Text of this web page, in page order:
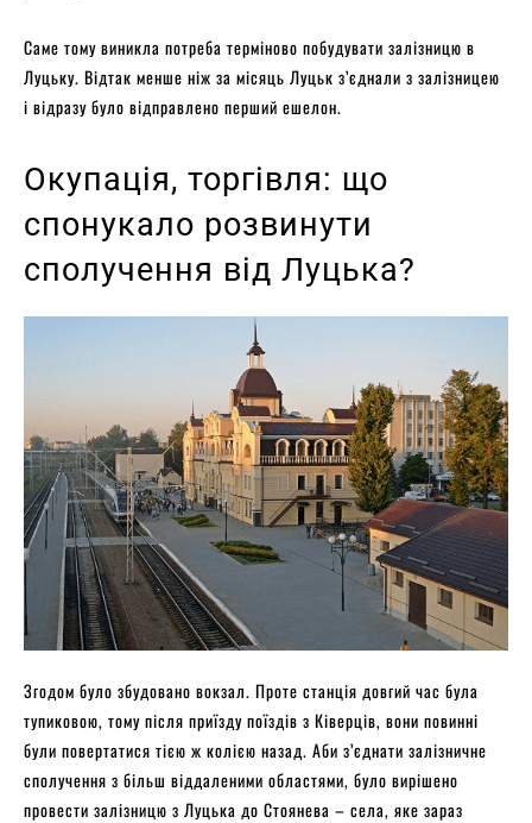
Саме тому виникла потреба терміново побудувати залізницю в
Луцьку. Відтак менше ніж за місяць Луцьк з’єднали з залізницею
і відразу було відправлено перший ешелон.
Окупація, торгівля: що
спонукало розвинути
сполучення від Луцька?
Згодом було збудовано вокзал. Проте станція довгий час була
тупиковою, тому після приїзду поїздів з Ківерців, вони повинні
були повертатися тією ж колією назад. Аби з’єднати залізничне
сполучення з більш віддаленими областями, було вирішено
провести залізницю з Луцька до Стоянева – села, яке зараз